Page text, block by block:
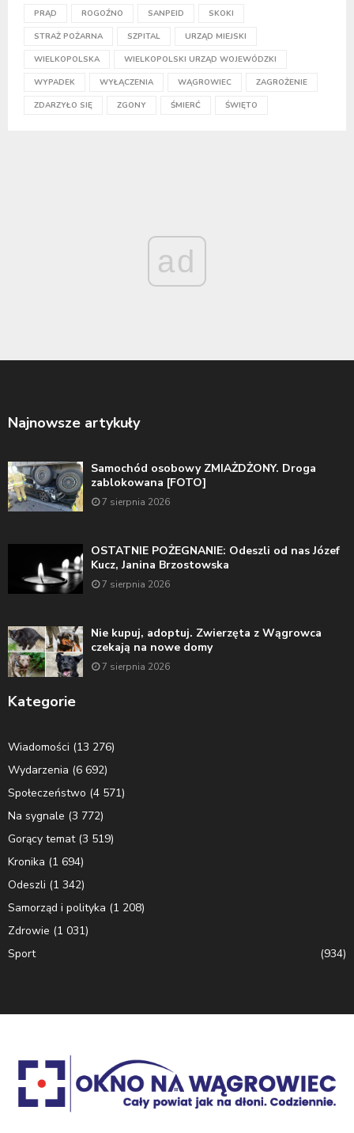
PRĄD ROGOŹNO SANPEID SKOKI
STRAŻ POŻARNA SZPITAL URZĄD MIEJSKI
WIELKOPOLSKA WIELKOPOLSKI URZĄD WOJEWÓDZKI
WYPADEK WYŁĄCZENIA WĄGROWIEC ZAGROŻENIE
ZDARZYŁO SIĘ ZGONY ŚMIERĆ ŚWIĘTO
ad
Najnowsze artykuły
Samochód osobowy ZMIAŻDŻONY. Droga
zablokowana [FOTO]
7 sierpnia 2026
OSTATNIE POŻEGNANIE: Odeszli od nas Józef
Kucz, Janina Brzostowska
7 sierpnia 2026
Nie kupuj, adoptuj. Zwierzęta z Wągrowca
czekają na nowe domy
7 sierpnia 2026
Kategorie
Wiadomości (13 276)
Wydarzenia (6 692)
Społeczeństwo (4 571)
Na sygnale (3 772)
Gorący temat(3 519)
Kronika (1 694)
Odeszli (1 342)
Samorząd i polityka (1 208)
Zdrowie (1 031)
Sport
(934)